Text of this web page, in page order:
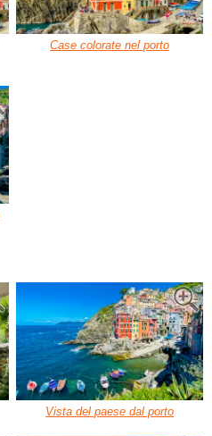
Case colorate nel porto
Vista del paese dal porto